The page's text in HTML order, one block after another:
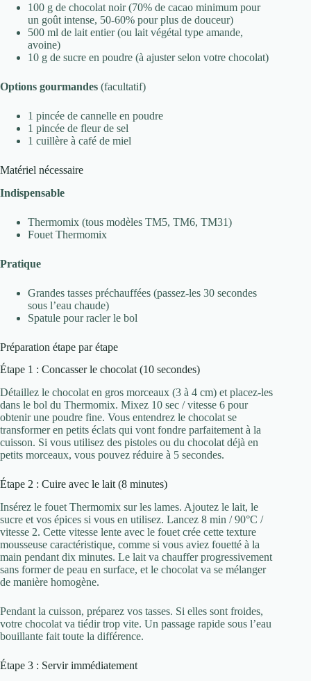
100 g de chocolat noir (70% de cacao minimum pour
un goût intense, 50-60% pour plus de douceur)
500 ml de lait entier (ou lait végétal type amande,
avoine)
10 g de sucre en poudre (à ajuster selon votre chocolat)
Options gourmandes (facultatif)
1 pincée de cannelle en poudre
1 pincée de fleur de sel
1 cuillère à café de miel
Matériel nécessaire
Indispensable
Thermomix (tous modèles TM5, TM6, TM31)
Fouet Thermomix
Pratique
Grandes tasses préchauffées (passez-les 30 secondes
sous l’eau chaude)
Spatule pour racler le bol
Préparation étape par étape
Étape 1 : Concasser le chocolat (10 secondes)
Détaillez le chocolat en gros morceaux (3 à 4 cm) et placez-les
dans le bol du Thermomix. Mixez 10 sec / vitesse 6 pour
obtenir une poudre fine. Vous entendrez le chocolat se
transformer en petits éclats qui vont fondre parfaitement à la
cuisson. Si vous utilisez des pistoles ou du chocolat déjà en
petits morceaux, vous pouvez réduire à 5 secondes.
Étape 2 : Cuire avec le lait (8 minutes)
Insérez le fouet Thermomix sur les lames. Ajoutez le lait, le
sucre et vos épices si vous en utilisez. Lancez 8 min / 90°C /
vitesse 2. Cette vitesse lente avec le fouet crée cette texture
mousseuse caractéristique, comme si vous aviez fouetté à la
main pendant dix minutes. Le lait va chauffer progressivement
sans former de peau en surface, et le chocolat va se mélanger
de manière homogène.
Pendant la cuisson, préparez vos tasses. Si elles sont froides,
votre chocolat va tiédir trop vite. Un passage rapide sous l’eau
bouillante fait toute la différence.
Étape 3 : Servir immédiatement